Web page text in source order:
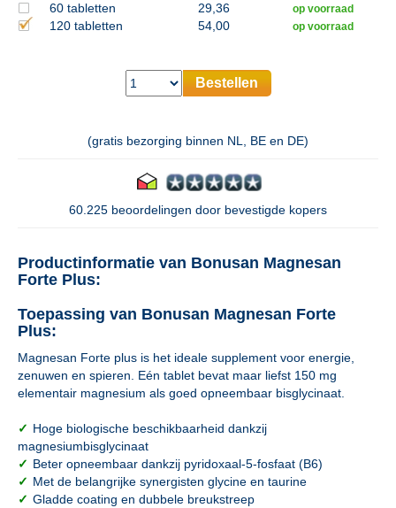
60 tabletten 29,36 op voorraad
120 tabletten 54,00 op voorraad
Bestellen
(gratis bezorging binnen NL, BE en DE)
60.225 beoordelingen door bevestigde kopers
Productinformatie van Bonusan Magnesan
Forte Plus:
Toepassing van Bonusan Magnesan Forte
Plus:
Magnesan Forte plus is het ideale supplement voor energie,
zenuwen en spieren. Eén tablet bevat maar liefst 150 mg
elementair magnesium als goed opneembaar bisglycinaat.
✓ Hoge biologische beschikbaarheid dankzij
magnesiumbisglycinaat
✓ Beter opneembaar dankzij pyridoxaal-5-fosfaat (B6)
✓ Met de belangrijke synergisten glycine en taurine
✓ Gladde coating en dubbele breukstreep